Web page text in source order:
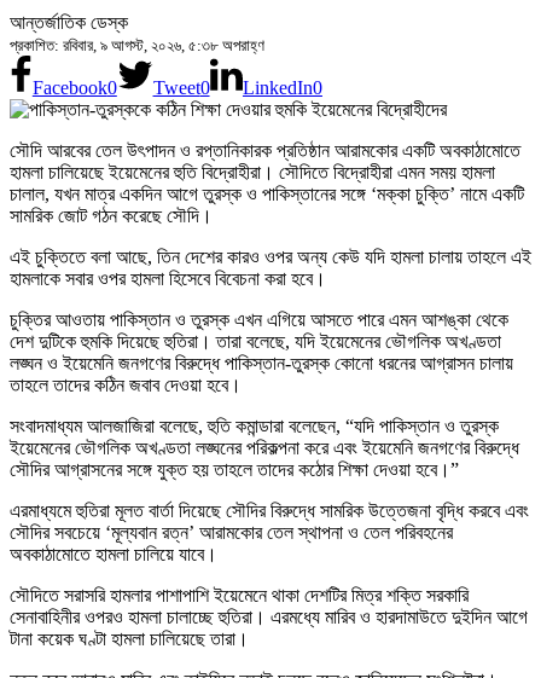
আন্তর্জাতিক ডেস্ক
প্রকাশিত: রবিবার, ৯ আগস্ট, ২০২৬, ৫:৩৮ অপরাহ্ণ
Facebook0 Tweet0 LinkedIn0
সৌদি আরবের তেল উৎপাদন ও রপ্তানিকারক প্রতিষ্ঠান আরামকোর একটি অবকাঠামোতে
হামলা চালিয়েছে ইয়েমেনের হুতি বিদ্রোহীরা। সৌদিতে বিদ্রোহীরা এমন সময় হামলা
চালাল, যখন মাত্র একদিন আগে তুরস্ক ও পাকিস্তানের সঙ্গে ‘মক্কা চুক্তি’ নামে একটি
সামরিক জোট গঠন করেছে সৌদি।
এই চুক্তিতে বলা আছে, তিন দেশের কারও ওপর অন্য কেউ যদি হামলা চালায় তাহলে এই
হামলাকে সবার ওপর হামলা হিসেবে বিবেচনা করা হবে।
চুক্তির আওতায় পাকিস্তান ও তুরস্ক এখন এগিয়ে আসতে পারে এমন আশঙ্কা থেকে
দেশ দুটিকে হুমকি দিয়েছে হুতিরা। তারা বলেছে, যদি ইয়েমেনের ভৌগলিক অখণ্ডতা
লঙ্ঘন ও ইয়েমেনি জনগণের বিরুদ্ধে পাকিস্তান-তুরস্ক কোনো ধরনের আগ্রাসন চালায়
তাহলে তাদের কঠিন জবাব দেওয়া হবে।
সংবাদমাধ্যম আলজাজিরা বলেছে, হুতি কমান্ডারা বলেছেন, “যদি পাকিস্তান ও তুরস্ক
ইয়েমেনের ভৌগলিক অখণ্ডতা লঙ্ঘনের পরিকল্পনা করে এবং ইয়েমেনি জনগণের বিরুদ্ধে
সৌদির আগ্রাসনের সঙ্গে যুক্ত হয় তাহলে তাদের কঠোর শিক্ষা দেওয়া হবে।”
এরমাধ্যমে হুতিরা মূলত বার্তা দিয়েছে সৌদির বিরুদ্ধে সামরিক উত্তেজনা বৃদ্ধি করবে এবং
সৌদির সবচেয়ে ‘মূল্যবান রত্ন’ আরামকোর তেল স্থাপনা ও তেল পরিবহনের
অবকাঠামোতে হামলা চালিয়ে যাবে।
সৌদিতে সরাসরি হামলার পাশাপাশি ইয়েমেনে থাকা দেশটির মিত্র শক্তি সরকারি
সেনাবাহিনীর ওপরও হামলা চালাচ্ছে হুতিরা। এরমধ্যে মারিব ও হারদামাউতে দুইদিন আগে
টানা কয়েক ঘণ্টা হামলা চালিয়েছে তারা।